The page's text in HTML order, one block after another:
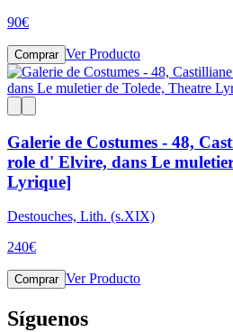
90€
Comprar Ver Producto
Galerie de Costumes - 48,
role d' Elvire, dans Le
Lyrique]
Destouches, Lith. (s.XIX)
240€
Comprar Ver Producto
Síguenos